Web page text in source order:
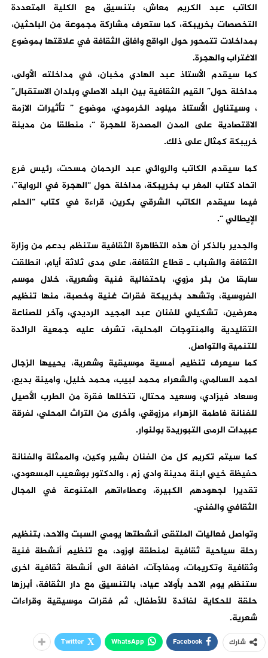
الكاتب عبد الكريم معاش، بتنسيق مع الكلية المتعددة
التخصصات بخريبكة، كما ستعرف مشاركة مجموعة من الباحثين،
بمداخلات تتمحور حول الواقع وافاق الثقافة في علاقتها بموضوع
الاغتراب والهجرة.
كما سيقدم الأستاذ عبد الهادي مخبان، في مداخلته الأولى،
مداخلة حول” القيم الثقافية بين البلد الاصلي وبلدان الاستقبال”
، وسيتناول الأستاذ ميلود الخرمودي، موضوع ” تأثيرات الازمة
الاقتصادية على المدن المصدرة للهجرة “، منطلقا من مدينة
خريبكة كمثال على ذلك.
كما سيقدم الكاتب والروائي عبد الرحمان مسحت، رئيس فرع
اتحاد كتاب المغر ب بخريبكة، مداخلة حول “الهجرة في الرواية”،
فيما سيقدم الكاتب الشرقي بكرين، قراءة في كتاب “الحلم
الإيطالي “.
والجدير بالذكر أن هذه التظاهرة الثقافية ستنظم بدعم من وزارة
الثقافة والشباب ـ قطاع الثقافة، على مدى ثلاثة أيام، انطلقت
سابقا من بئر مزوي، باحتفالية فنية وشعرية، خلال موسم
الفروسية، وتشهد بخريبكة فقرات غنية وخصبة، منها تنظيم
معرضين، تشكيلي للفنان عبد المجيد الرديدي، وآخر للصناعة
التقليدية والمنتوجات المحلية، تشرف عليه جمعية الرائدة
للتنمية والتواصل.
كما سيعرف تنظيم أمسية موسيقية وشعرية، يحييها الزجال
احمد السالمي، والشعراء محمد لبيب، محمد خليل، وامينة بديع،
وسعاد فيزادي، وسعيد محتال، تتخللها فقرة من الطرب الأصيل
للفنانة فاطمة الزهراء مرزوقي، وأخرى من التراث المحلي، لفرقة
عبيدات الرمى التبوريدة بولنوار.
كما سيتم تكريم كل من الفنان بشير وكين، والممثلة والفنانة
حفيظة خيي ابنة مدينة وادي زم ، والدكتور بوشعيب المسعودي،
تقديرا لجهودهم الكبيرة، وعطاءاتهم المتنوعة في المجال
الثقافي والفني.
وتواصل فعاليات الملتقى أنشطتها يومي السبت والاحد، بتنظيم
رحلة سياحية ثقافية لمنطقة اوزود، مع تنظيم أنشطة فنية
وثقافية وتكريمات، ومفاجآت، اضافة الى أنشطة ثقافية اخرى
ستنظم يوم الاحد بأولاد عياد، بالتنسيق مع دار الثقافة، أبرزها
حلقة للحكاية لفائدة للأطفال، ثم فقرات موسيقية وقراءات
شعرية.
شارك Facebook
WhatsApp
Twitter